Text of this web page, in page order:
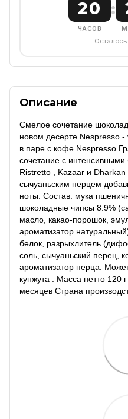
20
ЧАСОВ
:
Описание
Смелое сочетание
новом десерте Nespresso -
в паре с кофе Nespresso
сочетание с
Ristretto , Kazaar и
сычуаньским перцем
ноты. Состав: мука
шоколадные чипсы 8.9%
масло, какао-порошок,
ароматизатор
белок, разрыхлитель
соль, сычуаньский перец,
ароматизатор перца.
кунжута . Масса нетто 120
месяцев Страна